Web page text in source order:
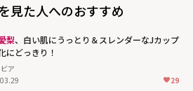
見た人へのおすすめ
梨、白い肌にうっとり＆スレンダーなJカップ
にどっきり！
ア
29